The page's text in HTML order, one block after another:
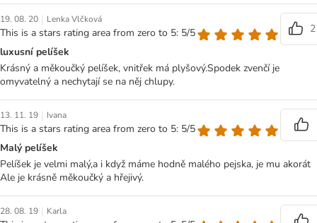
19. 08. 20 | Lenka Vlčková
This is a stars rating area from zero to 5: 5/5
2
luxusní pelíšek
Krásný a měkoučký pelíšek, vnitřek má plyšový.Spodek zvenčí je
omyvatelný a nechytají se na něj chlupy.
13. 11. 19 | Ivana
This is a stars rating area from zero to 5: 5/5
Malý pelíšek
Pelíšek je velmi malý,a i když máme hodně malého pejska, je mu akorát
Ale je krásně měkoučký a hřejivý.
28. 08. 19 | Karla